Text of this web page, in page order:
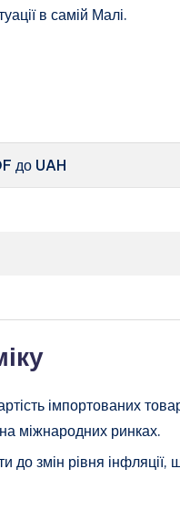
в самій Малі.
до UAH
імпортованих
міжнародних ринках.
до змін рівня